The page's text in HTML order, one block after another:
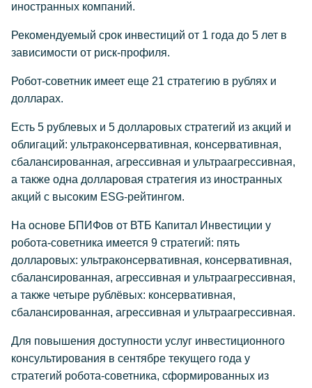
иностранных компаний.
Рекомендуемый срок инвестиций от 1 года до 5 лет в
зависимости от риск-профиля.
Робот-советник имеет еще 21 стратегию в рублях и
долларах.
Есть 5 рублевых и 5 долларовых стратегий из акций и
облигаций: ультраконсервативная, консервативная,
сбалансированная, агрессивная и ультраагрессивная,
а также одна долларовая стратегия из иностранных
акций с высоким ESG-рейтингом.
На основе БПИФов от ВТБ Капитал Инвестиции у
робота-советника имеется 9 стратегий: пять
долларовых: ультраконсервативная, консервативная,
сбалансированная, агрессивная и ультраагрессивная,
а также четыре рублёвых: консервативная,
сбалансированная, агрессивная и ультраагрессивная.
Для повышения доступности услуг инвестиционного
консультирования в сентябре текущего года у
стратегий робота-советника, сформированных из